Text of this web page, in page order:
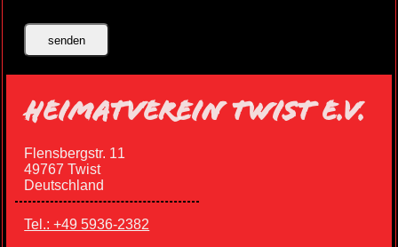
HEIMATVEREIN TWIST E.V.
Flensbergstr. 11
49767 Twist
Deutschland
Tel.: +49 5936-2382